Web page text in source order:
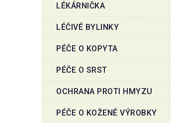
LÉKÁRNIČKA
LÉČIVÉ BYLINKY
PÉČE O KOPYTA
PÉČE O SRST
OCHRANA PROTI HMYZU
PÉČE O KOŽENÉ VÝROBKY